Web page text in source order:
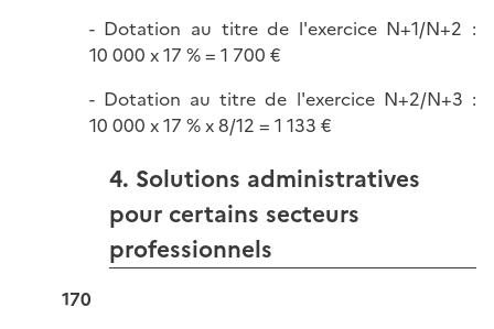
- Dotation au titre de l'exercice N+1/N+2 :
10 000 x 17 % = 1 700 €
- Dotation au titre de l'exercice N+2/N+3 :
10 000 x 17 % x 8/12 = 1 133 €
4. Solutions administratives
pour certains secteurs
professionnels
170